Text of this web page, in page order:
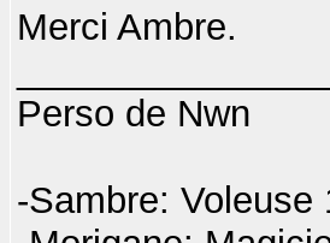
Merci Ambre.
Perso de Nwn
-Sambre: Voleuse